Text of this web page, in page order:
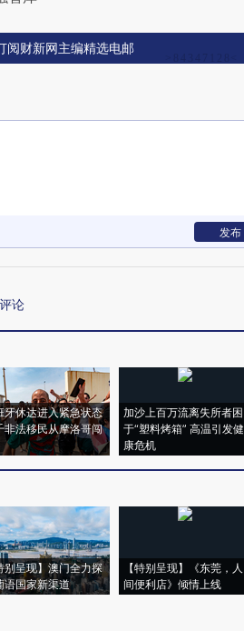
阅财新网主编精选电邮
发布
论
牙休达进入紧急状态
非法移民从摩洛哥闯
加沙上百万流离失所者困
于“塑料烤箱” 高温引发健
康危机
别呈现】澳门全力探
语国家新渠道
【特别呈现】《东莞，人
间便利店》倾情上线